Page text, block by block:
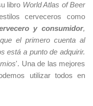
libro World Atlas of Beer
cerveceros como
y consumidor,
el primero cuenta al
está a punto de adquirir.
'. Una de las mejores
utilizar todos en